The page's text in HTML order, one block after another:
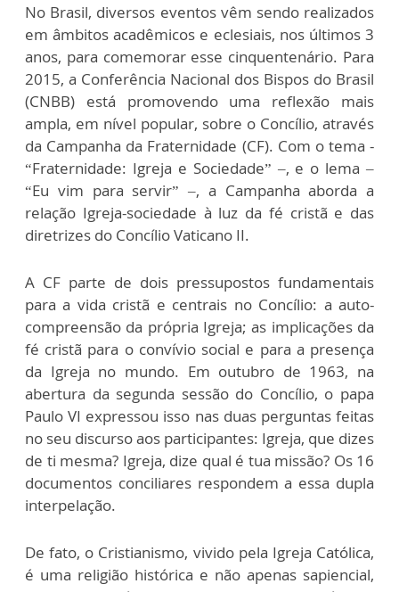
No Brasil, diversos eventos vêm sendo realizados
em âmbitos acadêmicos e eclesiais, nos últimos 3
anos, para comemorar esse cinquentenário. Para
2015, a Conferência Nacional dos Bispos do Brasil
(CNBB) está promovendo uma reflexão mais
ampla, em nível popular, sobre o Concílio, através
da Campanha da Fraternidade (CF). Com o tema -
“Fraternidade: Igreja e Sociedade” –, e o lema –
“Eu vim para servir” –, a Campanha aborda a
relação Igreja-sociedade à luz da fé cristã e das
diretrizes do Concílio Vaticano II.
A CF parte de dois pressupostos fundamentais
para a vida cristã e centrais no Concílio: a auto-
compreensão da própria Igreja; as implicações da
fé cristã para o convívio social e para a presença
da Igreja no mundo. Em outubro de 1963, na
abertura da segunda sessão do Concílio, o papa
Paulo VI expressou isso nas duas perguntas feitas
no seu discurso aos participantes: Igreja, que dizes
de ti mesma? Igreja, dize qual é tua missão? Os 16
documentos conciliares respondem a essa dupla
interpelação.
De fato, o Cristianismo, vivido pela Igreja Católica,
é uma religião histórica e não apenas sapiencial,